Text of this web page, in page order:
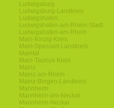
Ludwigsburg
Ludwigsburg-Landkreis
Ludwigshafen
Ludwigshafen-am-Rhein-Stadt
Ludwigshafen-am-Rhein
Main-Kinzig-Kreis
Main-Spessart-Landkreis
Maintal
Main-Taunus-Kreis
Mainz
Mainz-am-Rhein
Mainz-Bingen-Landkreis
Mannheim
Mannheim-am-Neckar
Mannheim-Neckar